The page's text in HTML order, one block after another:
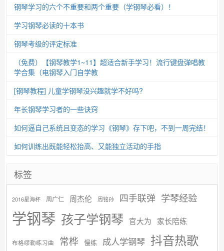
钢琴学习的六个不重要和两个重要（学钢琴必看）！
学习钢琴必读的十本书
钢琴考级的评定标准
（免费）【钢琴教学1~11】超适合新手学习！流行键盘弹唱教
学合集（电钢琴入门自学教
[钢琴教程] 儿童学钢琴没兴趣就学不好吗?
年长钢琴学习者的一些诀窍
如何逼自己系统且变态的学习《钢琴》存下吧，不到一周完结！
如何训练出既能轻松抬高、又能独立活动的手指
标签
2016星海杯 周广仁 周杰伦 周铭孙 四手联弹 学琴经验
学钢琴 孩子学钢琴 官大为 家长陪练
布格缪勒练习曲 常桦 慢练 成人学钢琴 抖音热歌